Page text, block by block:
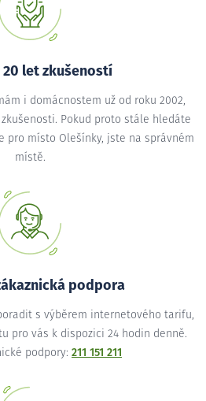
20 let zkušeností
i domácnostem už od roku 2002,
Pokud proto stále hledáte
pro místo Olešínky, jste na správném
místě.
podpora
s výběrem internetového tarifu,
pro vás k dispozici 24 hodin denně.
podpory: 211 151 211